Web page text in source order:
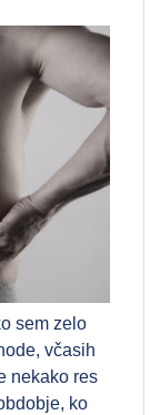
sem zelo
včasih
nekako res
ko